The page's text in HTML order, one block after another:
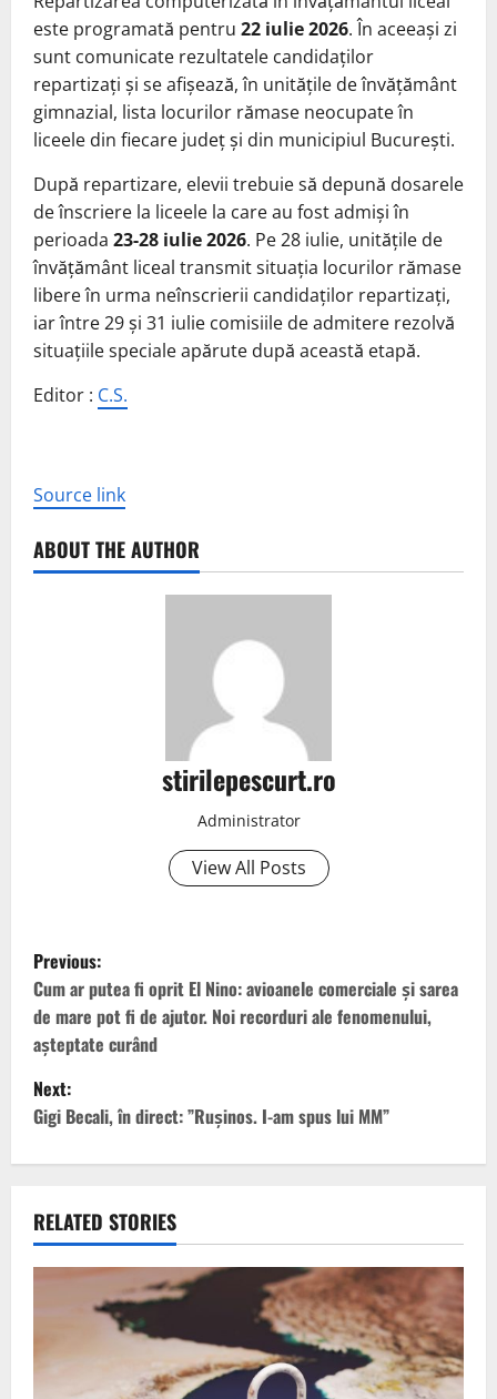
este programată pentru 22 iulie 2026. În aceeași zi
sunt comunicate rezultatele candidaților
repartizați și se afișează, în unitățile de învățământ
gimnazial, lista locurilor rămase neocupate în
liceele din fiecare județ și din municipiul București.
După repartizare, elevii trebuie să depună dosarele
de înscriere la liceele la care au fost admiși în
perioada 23-28 iulie 2026. Pe 28 iulie, unitățile de
învățământ liceal transmit situația locurilor rămase
libere în urma neînscrierii candidaților repartizați,
iar între 29 și 31 iulie comisiile de admitere rezolvă
situațiile speciale apărute după această etapă.
Editor : C.S.
Source link
ABOUT THE AUTHOR
stirilepescurt.ro
Administrator
View All Posts
P
o
s
t
n
v
i
g
a
Previous:
Cum ar putea fi oprit El Nino: avioanele comerciale și sarea
de mare pot fi de ajutor. Noi recorduri ale fenomenului,
așteptate curând
Next:
Gigi Becali, în direct: ”Rușinos. I-am spus lui MM”
RELATED STORIES